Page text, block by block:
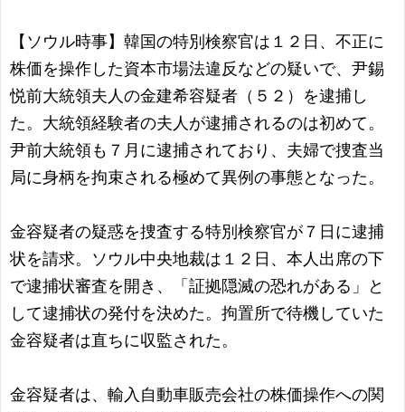
【ソウル時事】韓国の特別検察官は１２日、不正に
株価を操作した資本市場法違反などの疑いで、尹錫
悦前大統領夫人の金建希容疑者（５２）を逮捕し
た。大統領経験者の夫人が逮捕されるのは初めて。
尹前大統領も７月に逮捕されており、夫婦で捜査当
局に身柄を拘束される極めて異例の事態となった。
金容疑者の疑惑を捜査する特別検察官が７日に逮捕
状を請求。ソウル中央地裁は１２日、本人出席の下
で逮捕状審査を開き、「証拠隠滅の恐れがある」と
して逮捕状の発付を決めた。拘置所で待機していた
金容疑者は直ちに収監された。
金容疑者は、輸入自動車販売会社の株価操作への関